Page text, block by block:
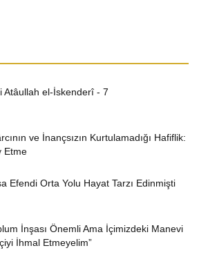
Atâullah el-İskenderî - 7
ve İnançsızın Kurtulamadığı Hafiflik:
Etme
Efendi Orta Yolu Hayat Tarzı Edinmişti
İnşası Önemli Ama İçimizdeki Manevi
İhmal Etmeyelim”